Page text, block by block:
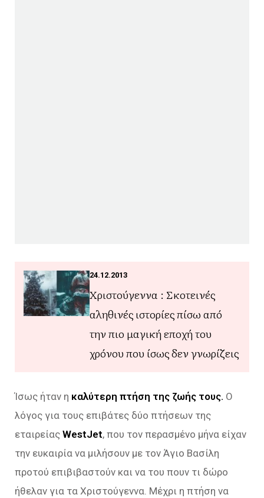
24.12.2013
Χριστούγεννα : Σκοτεινές
αληθινές ιστορίες πίσω από
την πιο μαγική εποχή του
χρόνου που ίσως δεν γνωρίζεις
Ίσως ήταν η καλύτερη πτήση της ζωής τους. Ο
λόγος για τους επιβάτες δύο πτήσεων της
εταιρείας WestJet, που τον περασμένο μήνα είχαν
την ευκαιρία να μιλήσουν με τον Άγιο Βασίλη
προτού επιβιβαστούν και να του πουν τι δώρο
ήθελαν για τα Χριστούγεννα. Μέχρι η πτήση να